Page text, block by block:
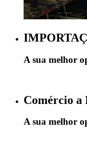
A sua melhor
Comércio a
A sua melhor